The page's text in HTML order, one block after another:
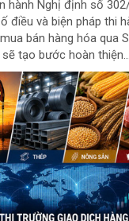
hành Nghị định số
điều và biện pháp thi
bán hàng hóa qua
tạo bước hoàn thiện...